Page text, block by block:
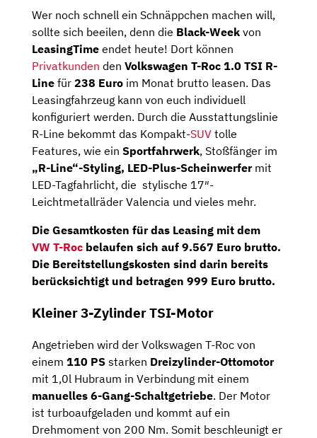
Wer noch schnell ein Schnäppchen machen will,
sollte sich beeilen, denn die Black-Week von
LeasingTime endet heute! Dort können
Privatkunden den Volkswagen T-Roc 1.0 TSI R-
Line für 238 Euro im Monat brutto leasen. Das
Leasingfahrzeug kann von euch individuell
konfiguriert werden. Durch die Ausstattungslinie
R-Line bekommt das Kompakt-SUV tolle
Features, wie ein Sportfahrwerk, Stoßfänger im
„R-Line“-Styling, LED-Plus-Scheinwerfermit
LED-Tagfahrlicht, die stylische 17″-
Leichtmetallräder Valencia und vieles mehr.
Die Gesamtkosten für das Leasing mit dem
VW T-Roc belaufen sich auf 9.567 Euro brutto.
Die Bereitstellungskosten sind darin bereits
berücksichtigt und betragen 999 Euro brutto.
Kleiner 3-Zylinder TSI-Motor
Angetrieben wird der Volkswagen T-Roc von
einem 110 PS starken Dreizylinder-Ottomotor
mit 1,0l Hubraum in Verbindung mit einem
manuelles 6-Gang-Schaltgetriebe. Der Motor
ist turboaufgeladen und kommt auf ein
Drehmoment von 200 Nm. Somit beschleunigt er